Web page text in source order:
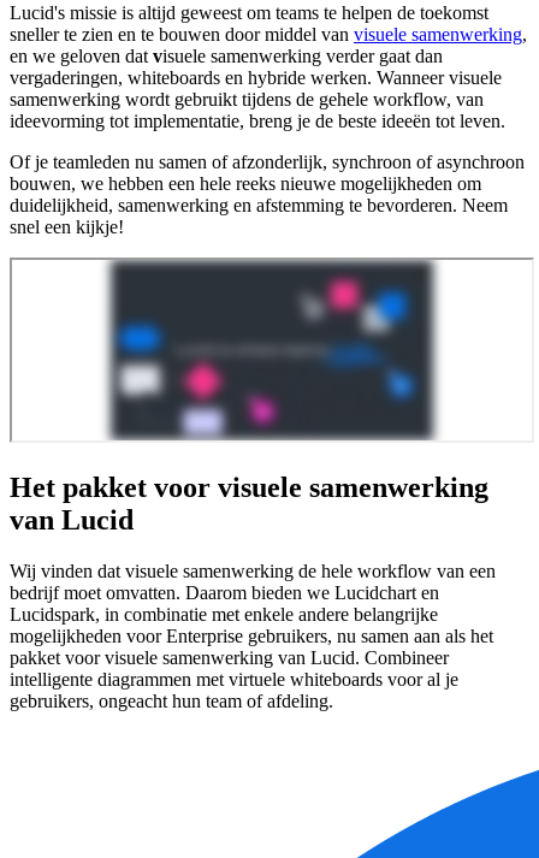
Lucid's missie is altijd geweest om teams te helpen de toekomst
sneller te zien en te bouwen door middel van visuele samenwerking,
en we geloven dat ​visuele samenwerking verder gaat dan
vergaderingen, whiteboards en hybride werken. Wanneer visuele
samenwerking wordt gebruikt tijdens de gehele workflow, van
ideevorming tot implementatie, breng je de beste ideeën tot leven.
Of je teamleden nu samen of afzonderlijk, synchroon of asynchroon
bouwen, we hebben een hele reeks nieuwe mogelijkheden om
duidelijkheid, samenwerking en afstemming te bevorderen. Neem
snel een kijkje!
Het pakket voor visuele samenwerking
van Lucid
Wij vinden dat visuele samenwerking de hele workflow van een
bedrijf moet omvatten. Daarom bieden we Lucidchart en
Lucidspark, in combinatie met enkele andere belangrijke
mogelijkheden voor Enterprise gebruikers, nu samen aan als het
pakket voor visuele samenwerking van Lucid. Combineer
intelligente diagrammen met virtuele whiteboards voor al je
gebruikers, ongeacht hun team of afdeling.